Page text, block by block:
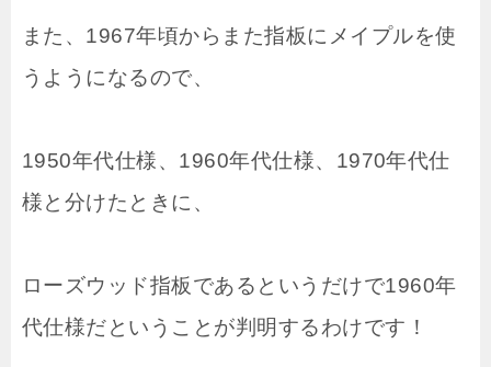
また、1967年頃からまた指板にメイプルを使
うようになるので、
1950年代仕様、1960年代仕様、1970年代仕
様と分けたときに、
ローズウッド指板であるというだけで1960年
代仕様だということが判明するわけです！